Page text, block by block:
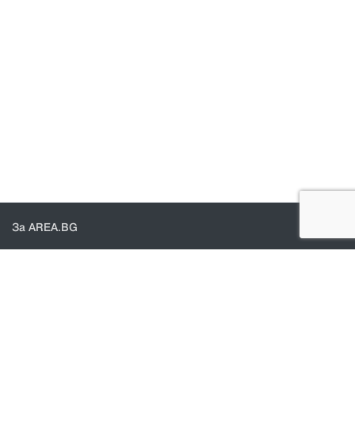
За AREA.BG